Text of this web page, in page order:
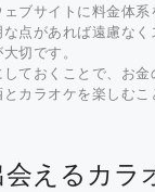
ブサイトに料金体系
点があれば遠慮なく
切です。
ておくことで、お金
カラオケを楽しむこ
会えるカラ